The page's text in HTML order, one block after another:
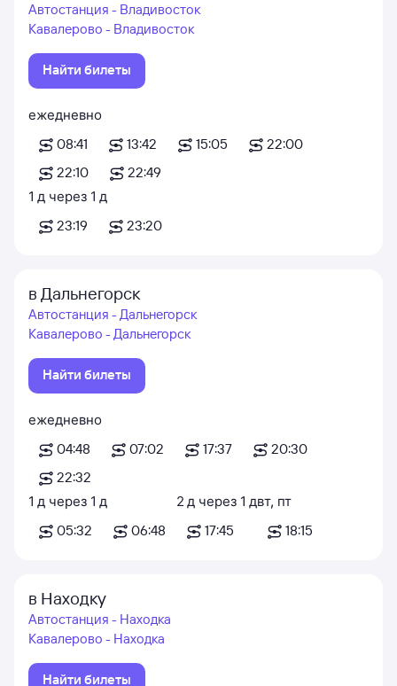
Автостанция - Владивосток
Кавалерово - Владивосток
Найти билеты
ежедневно
08:41
13:42 15:05
22:00
22:10
22:49
1 д через 1 д
23:19
23:20
в Дальнегорск
Автостанция - Дальнегорск
Кавалерово - Дальнегорск
Найти билеты
ежедневно
04:48
07:02 17:37
20:30
22:32
1 д через 1 д
05:32
06:48
2 д через 1 д
17:45
вт, пт
18:15
в Находку
Автостанция - Находка
Кавалерово - Находка
Найти билеты